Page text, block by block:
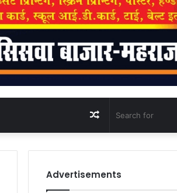
Random
Article
Advertisements